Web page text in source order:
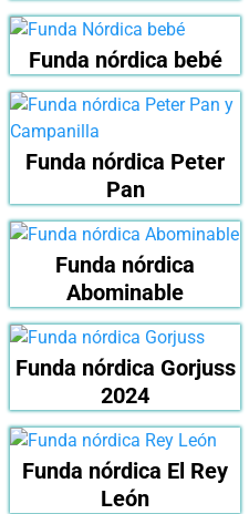
Funda nórdica bebé
Funda nórdica Peter
Pan
Funda nórdica
Abominable
Funda nórdica Gorjuss
2024
Funda nórdica El Rey
León